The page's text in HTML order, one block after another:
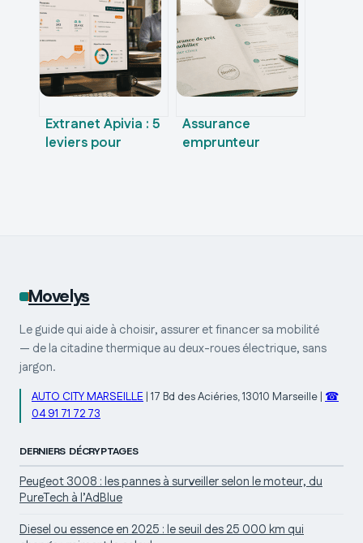
garanties et choix
pour exercer en
règle
possibles et
démarches clés
Extranet Apivia : 5
leviers pour
Assurance
emprunteur
Movelys
Le guide qui aide à choisir, assurer et financer sa mobilité
— de la citadine thermique au deux-roues électrique, sans
jargon.
AUTO CITY MARSEILLE | 17 Bd des Aciéries, 13010 Marseille | ☎
04 91 71 72 73
DERNIERS DÉCRYPTAGES
Peugeot 3008 : les pannes à surveiller selon le moteur, du
PureTech à l’AdBlue
Diesel ou essence en 2025 : le seuil des 25 000 km qui